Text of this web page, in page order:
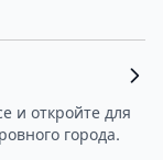
и откройте для
города.